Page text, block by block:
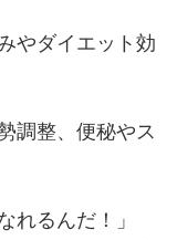
やダイエット効
調整、便秘やス
れるんだ！」